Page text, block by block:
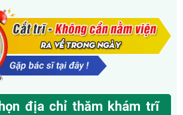
địa chỉ thăm khám trĩ